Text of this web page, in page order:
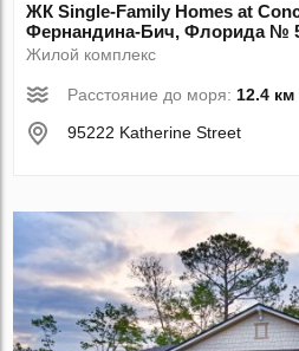
ЖК Single-Family Homes at
Фернандина-Бич, Флорида №
Жилой комплекс
Расстояние до моря: 12.4 км
95222 Katherine Street